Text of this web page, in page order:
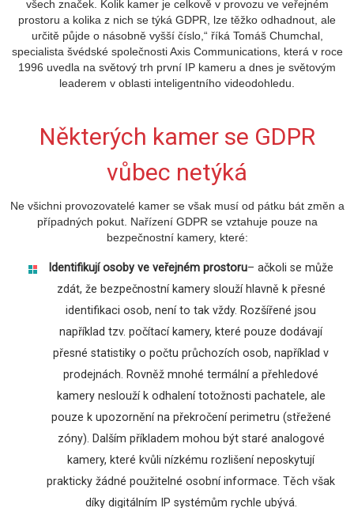
všech značek. Kolik kamer je celkově v provozu ve veřejném
prostoru a kolika z nich se týká GDPR, lze těžko odhadnout, ale
určitě půjde o násobně vyšší číslo,“ říká Tomáš Chumchal,
specialista švédské společnosti Axis Communications, která v roce
1996 uvedla na světový trh první IP kameru a dnes je světovým
leaderem v oblasti inteligentního videodohledu.
Některých kamer se GDPR
vůbec netýká
Ne všichni provozovatelé kamer se však musí od pátku bát změn a
případných pokut. Nařízení GDPR se vztahuje pouze na
bezpečnostní kamery, které:
Identifikují osoby ve veřejném prostoru– ačkoli se může
zdát, že bezpečnostní kamery slouží hlavně k přesné
identifikaci osob, není to tak vždy. Rozšířené jsou
například tzv. počítací kamery, které pouze dodávají
přesné statistiky o počtu průchozích osob, například v
prodejnách. Rovněž mnohé termální a přehledové
kamery neslouží k odhalení totožnosti pachatele, ale
pouze k upozornění na překročení perimetru (střežené
zóny). Dalším příkladem mohou být staré analogové
kamery, které kvůli nízkému rozlišení neposkytují
prakticky žádné použitelné osobní informace. Těch však
díky digitálním IP systémům rychle ubývá.